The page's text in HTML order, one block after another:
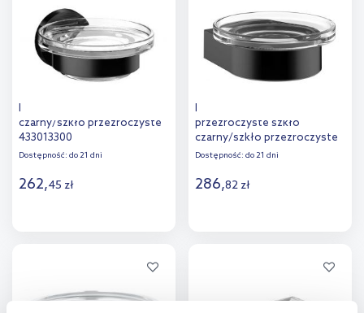
porównania porównania
Emco Round mydelniczka
czarny/szkło przezroczyste
433013300
Dostępność: do 21 dni
262,45 zł
porównania
Emco Flow mydelniczka
przezroczyste szkło
czarny/szkło przezroczyste
273013300
Dostępność: do 21 dni
286,82 zł
porównania